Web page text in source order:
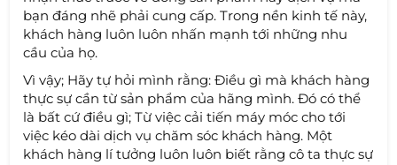
bạn đáng nhẽ phải cung cấp. Trong nền kinh tế này,
khách hàng luôn luôn nhấn mạnh tới những nhu
cầu của họ.
Vì vậy; Hãy tự hỏi mình rằng: Điều gì mà khách hàng
thực sự cần từ sản phẩm của hãng mình. Đó có thể
là bất cứ điều gì; Từ việc cải tiến máy móc cho tới
việc kéo dài dịch vụ chăm sóc khách hàng. Một
khách hàng lí tưởng luôn luôn biết rằng cô ta thực sự